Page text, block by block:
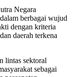
Negara
berbagai wujud
dengan kriteria
daerah terkena
lintas sektoral
sebagai